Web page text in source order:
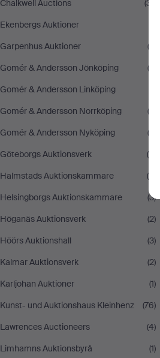
Chalkwell Auctions
(31)
Ekenbergs Auktioner
Garpenhus Auktioner
(3)
Gomér & Andersson Jönköping
(3)
Gomér & Andersson Linköping
Gomér & Andersson Norrköping
(3)
Gomér & Andersson Nyköping
(2)
Göteborgs Auktionsverk
(5)
Halmstads Auktionskammare
(4)
Helsingborgs Auktionskammare
(3)
Höganäs Auktionsverk
(2)
Höörs Auktionshall
(3)
Kalmar Auktionsverk
(2)
Karljohan Auktioner
(1)
Kunst- und Auktionshaus Kleinhenz
(76)
Lawrences Auctioneers
(4)
Limhamns Auktionsbyrå
(1)